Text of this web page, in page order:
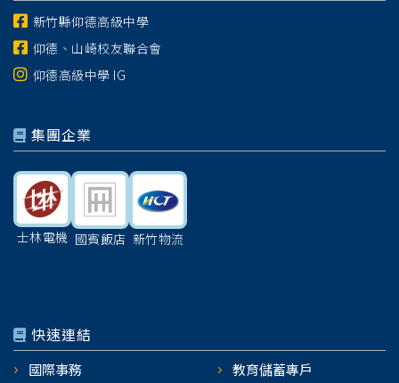
新竹縣仰德高級中學
仰德、山崎校友聯合會
仰德高級中學 IG
集團企業
士林電機 國賓飯店 新竹物流
快速連結
國際事務 教育儲蓄專戶